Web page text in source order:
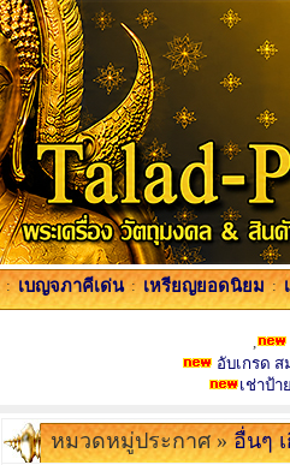
: เบญจภาคีเด่น : เหรียญยอดนิยม :
,
อับเกรด
เช่าป้า
หมวดหมู่ประกาศ »อื่นๆ